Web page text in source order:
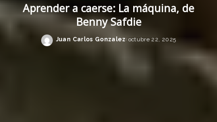
Aprender a caerse: La máquina, de
Benny Safdie
Posted
Juan Carlos Gonzalez octubre 22, 2025